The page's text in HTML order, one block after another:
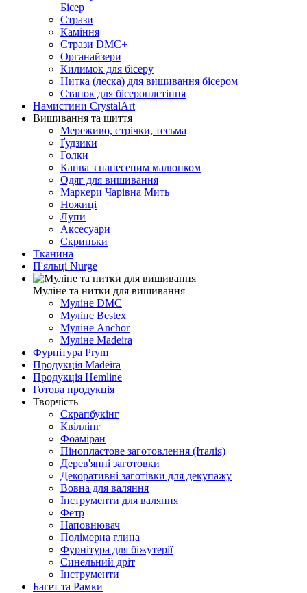
Бісер
Стрази
Каміння
Стрази DMC+
Органайзери
Килимок для бісеру
Нитка (леска) для вишивання бісером
Станок для бісероплетіння
Намистини CrystalArt
Вишивання та шиття
Мереживо, стрічки, тесьма
Ґудзики
Голки
Канва з нанесеним малюнком
Одяг для вишивання
Маркери Чарівна Мить
Ножиці
Лупи
Аксесуари
Скриньки
Тканина
П'яльці Nurge
Муліне та нитки для вишивання
Муліне DMC
Муліне Bestex
Муліне Anchor
Муліне Madeira
Фурнітура Prym
Продукція Madeira
Продукція Hemline
Готова продукція
Творчість
Скрапбукінг
Квіллінг
Фоаміран
Пінопластове заготовлення (Італія)
Дерев'янні заготовки
Декоративні заготівки для декупажу
Вовна для валяння
Інструменти для валяння
Фетр
Наповнювач
Полімерна глина
Фурнітура для біжутерії
Синельний дріт
Інструменти
Багет та Рамки